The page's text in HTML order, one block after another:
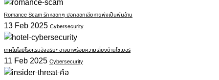
Romance Scam รักหลอกๆ ปอกลอกเสียหายพุ่งเป็นพันล้าน
13 Feb 2025 Cybersecurity
เทคโนโลยีโรงแรมอัจฉริยะ อาจมาพร้อมความเสี่ยงด้านไซเบอร์
11 Feb 2025 Cybersecurity